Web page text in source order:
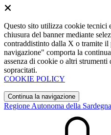
Questo sito utilizza cookie tecnici
chiusura del banner mediante
contraddistinto dalla X o tramite il
navigazione" comporta la
assenza di cookie o altri
sopracitati.
COOKIE POLICY
Continua la navigazione
Regione Autonoma della Sardegna